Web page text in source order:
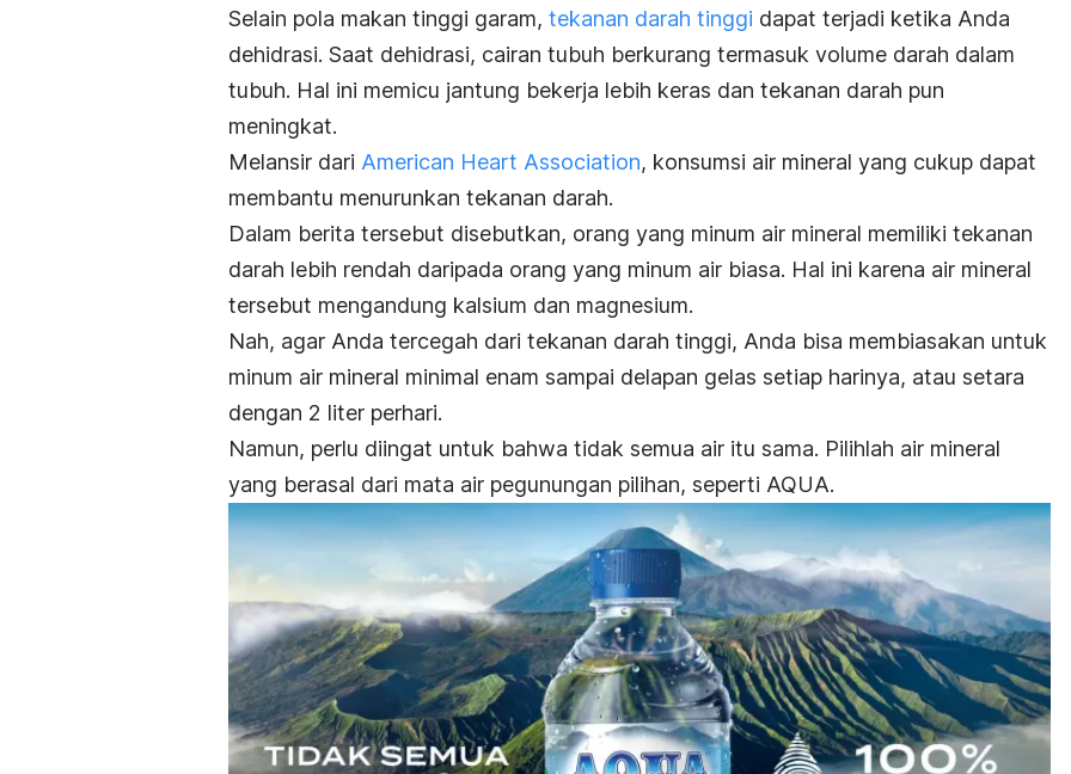
Selain pola makan tinggi garam, tekanan darah tinggi dapat terjadi ketika Anda
dehidrasi. Saat dehidrasi, cairan tubuh berkurang termasuk volume darah dalam
tubuh. Hal ini memicu jantung bekerja lebih keras dan tekanan darah pun
meningkat.
Melansir dari American Heart Association, konsumsi air mineral yang cukup dapat
membantu menurunkan tekanan darah.
Dalam berita tersebut disebutkan, orang yang minum air mineral memiliki tekanan
darah lebih rendah daripada orang yang minum air biasa. Hal ini karena air mineral
tersebut mengandung kalsium dan magnesium.
Nah, agar Anda tercegah dari tekanan darah tinggi, Anda bisa membiasakan untuk
minum air mineral minimal enam sampai delapan gelas setiap harinya, atau setara
dengan 2 liter perhari.
Namun, perlu diingat untuk bahwa tidak semua air itu sama. Pilihlah air mineral
yang berasal dari mata air pegunungan pilihan, seperti AQUA.